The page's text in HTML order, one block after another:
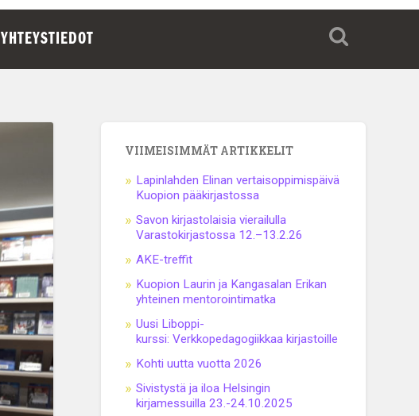
YHTEYSTIEDOT
VIIMEISIMMÄT ARTIKKELIT
Lapinlahden Elinan vertaisoppimispäivä
Kuopion pääkirjastossa
Savon kirjastolaisia vierailulla
Varastokirjastossa 12.–13.2.26
AKE-treffit
Kuopion Laurin ja Kangasalan Erikan
yhteinen mentorointimatka
Uusi Liboppi-
kurssi: Verkkopedagogiikkaa kirjastoille
Kohti uutta vuotta 2026
Sivistystä ja iloa Helsingin
kirjamessuilla 23.-24.10.2025